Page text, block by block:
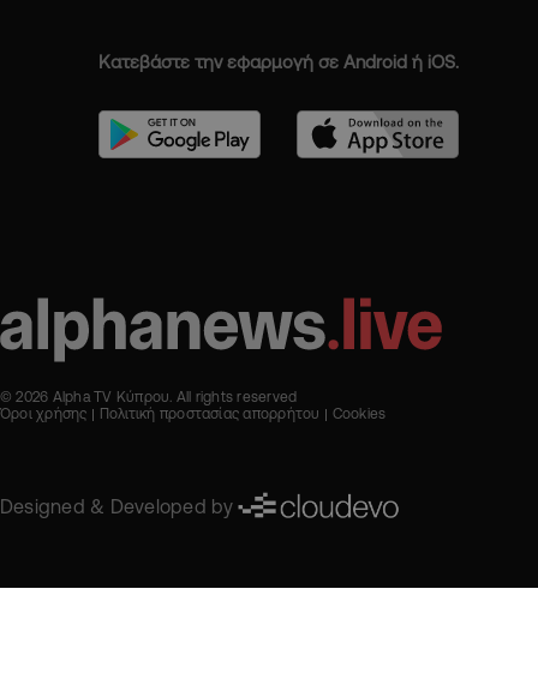
Κατεβάστε την εφαρμογή σε Android ή iOS.
© 2026 Alpha TV Κύπρου. All rights reserved
Όροι χρήσης
Πολιτική προστασίας απορρήτου Cookies
Designed & Developed by